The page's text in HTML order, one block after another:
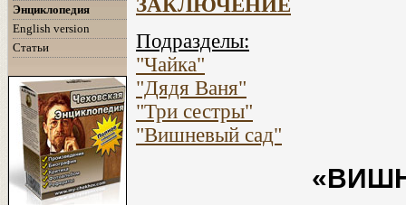
Энциклопедия
English version
Статьи
ЗАКЛЮЧЕНИЕ
Подразделы:
"Чайка"
"Дядя Ваня"
"Три сестры"
"Вишневый сад"